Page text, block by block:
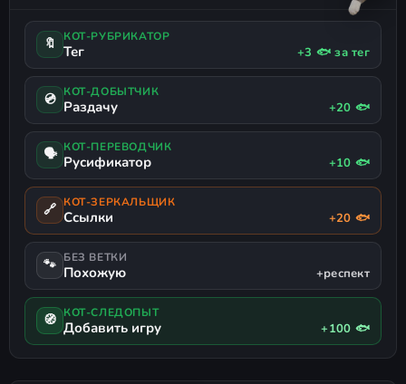
🔖 КОТ-РУБРИКАТОР
Тег +3 🐟 за тег
💿 КОТ-ДОБЫТЧИК
Раздачу +20 🐟
🗣 КОТ-ПЕРЕВОДЧИК
Русификатор +10 🐟
🔗 КОТ-ЗЕРКАЛЬЩИК
Ссылки +20 🐟
🐾 БЕЗ ВЕТКИ
Похожую +респект
🧭 КОТ-СЛЕДОПЫТ
Добавить игру +100 🐟